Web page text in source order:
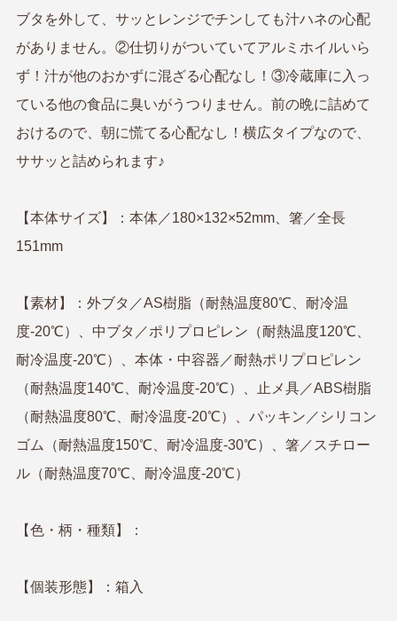
ブタを外して、サッとレンジでチンしても汁ハネの心配
がありません。②仕切りがついていてアルミホイルいら
ず！汁が他のおかずに混ざる心配なし！③冷蔵庫に入っ
ている他の食品に臭いがうつりません。前の晩に詰めて
おけるので、朝に慌てる心配なし！横広タイプなので、
ササッと詰められます♪
【本体サイズ】：本体／180×132×52mm、箸／全長
151mm
【素材】：外ブタ／AS樹脂（耐熱温度80℃、耐冷温
度-20℃）、中ブタ／ポリプロピレン（耐熱温度120℃、
耐冷温度-20℃）、本体・中容器／耐熱ポリプロピレン
（耐熱温度140℃、耐冷温度-20℃）、止メ具／ABS樹脂
（耐熱温度80℃、耐冷温度-20℃）、パッキン／シリコン
ゴム（耐熱温度150℃、耐冷温度-30℃）、箸／スチロー
ル（耐熱温度70℃、耐冷温度-20℃）
【色・柄・種類】：
【個装形態】：箱入